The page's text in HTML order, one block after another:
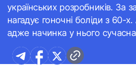
українських розробників. За
нагадує гоночні боліди з 60-
адже начинка у нього